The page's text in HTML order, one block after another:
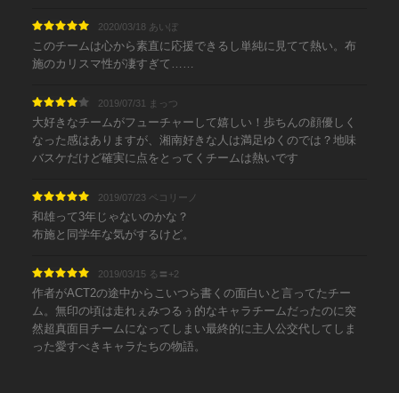
2020/03/18 あいぼ
このチームは心から素直に応援できるし単純に見てて熱い。布
施のカリスマ性が凄すぎて……
2019/07/31 まっつ
大好きなチームがフューチャーして嬉しい！歩ちんの顔優しく
なった感はありますが、湘南好きな人は満足ゆくのでは？地味
バスケだけど確実に点をとってくチームは熱いです
2019/07/23 ペコリーノ
和雄って3年じゃないのかな？
布施と同学年な気がするけど。
2019/03/15 る〓+2
作者がACT2の途中からこいつら書くの面白いと言ってたチー
ム。無印の頃は走れぇみつるぅ的なキャラチームだったのに突
然超真面目チームになってしまい最終的に主人公交代してしま
った愛すべきキャラたちの物語。